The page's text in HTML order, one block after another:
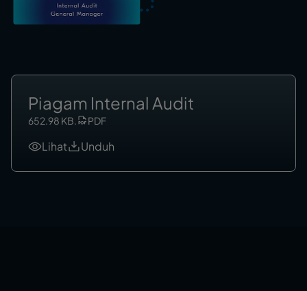
Piagam Internal Audit
652.98 KB. PDF
Lihat Unduh